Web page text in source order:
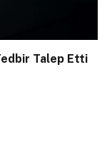
Talep Etti